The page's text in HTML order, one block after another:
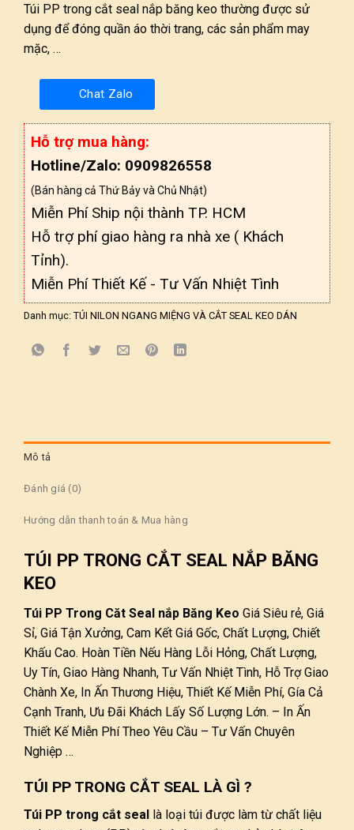
Túi PP trong cắt seal nắp băng keo thường được sử
dụng để đóng quần áo thời trang, các sản phẩm may
mặc, …
Chat Zalo
Hỗ trợ mua hàng:
Hotline/Zalo: 0909826558
(Bán hàng cả Thứ Bảy và Chủ Nhật)
Miễn Phí Ship nội thành TP. HCM
Hỗ trợ phí giao hàng ra nhà xe ( Khách
Tỉnh).
Miễn Phí Thiết Kế - Tư Vấn Nhiệt Tình
Danh mục: TÚI NILON NGANG MIỆNG VÀ CẮT SEAL KEO DÁN
Mô tả
Đánh giá (0)
Hướng dẫn thanh toán & Mua hàng
TÚI PP TRONG CẮT SEAL NẮP BĂNG
KEO
Túi PP Trong Căt Seal nắp Băng Keo Giá Siêu rẻ, Giá
Sỉ, Giá Tận Xưởng, Cam Kết Giá Gốc, Chất Lượng, Chiết
Khấu Cao. Hoàn Tiền Nếu Hàng Lỗi Hỏng, Chất Lượng,
Uy Tín, Giao Hàng Nhanh, Tư Vấn Nhiệt Tình, Hỗ Trợ Giao
Chành Xe, In Ấn Thương Hiệu, Thiết Kế Miễn Phí, Gía Cả
Cạnh Tranh, Ưu Đãi Khách Lấy Số Lượng Lớn. – In Ấn
Thiết Kế Miễn Phí Theo Yêu Cầu – Tư Vấn Chuyên
Nghiệp …
TÚI PP TRONG CẮT SEAL LÀ GÌ ?
Túi PP trong cắt seal là loại túi được làm từ chất liệu